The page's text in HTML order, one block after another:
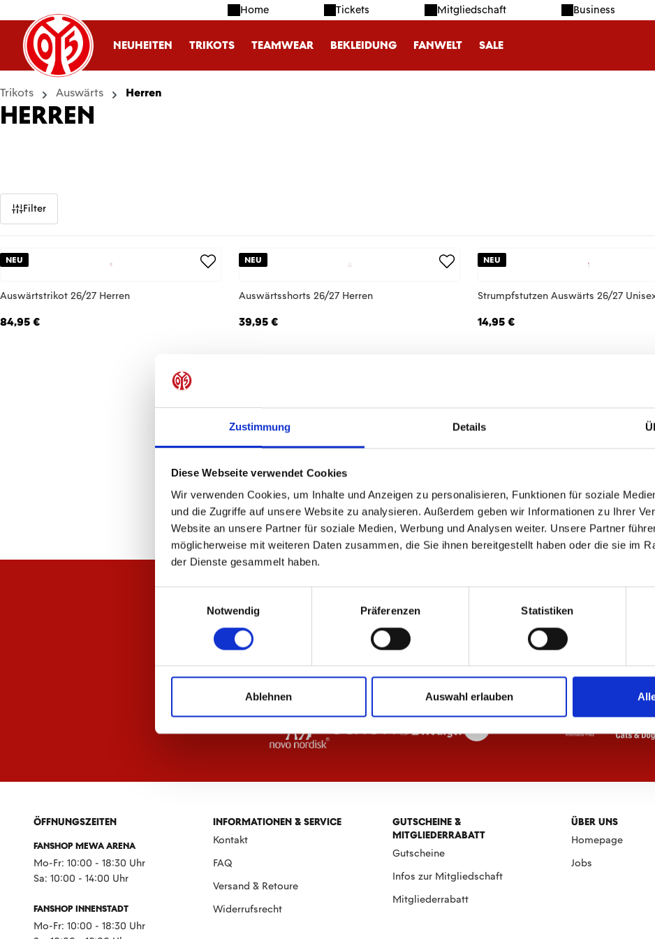
Zustimmung Details
Diese Webseite verwendet Cookies
Wir verwenden Cookies, um Inhalte und Anzeigen zu personalisieren, Funktionen für soziale
und die Zugriffe auf unsere Website zu analysieren. Außerdem geben wir Informationen zu Ihrer
Website an unsere Partner für soziale Medien, Werbung und Analysen weiter. Unsere Partner
möglicherweise mit weiteren Daten zusammen, die Sie ihnen bereitgestellt haben oder die sie im
der Dienste gesammelt haben.
Notwendig
Präferenzen Statistiken
Ablehnen Auswahl erlauben
Hauptinhalt springen
Zur Suche springen
Zur Hauptnavigation springen Home Tickets Mitgliedschaft Business
NEUHEITEN TRIKOTS TEAMWEAR BEKLEIDUNG FANWELT SALE
Trikots Auswärts Herren
HERREN
Filter
NEU
Auswärtstrikot 26/27 Herren
84,95 €
NEU
Auswärtsshorts 26/27 Herren
39,95 €
NEU
Strumpfstutzen Auswärts 26/27
14,95 €
ÖFFNUNGSZEITEN
FANSHOP MEWA ARENA
Mo-Fr: 10:00 - 18:30 Uhr
Sa: 10:00 - 14:00 Uhr
FANSHOP INNENSTADT
Mo-Fr: 10:00 - 18:30 Uhr
INFORMATIONEN & SERVICE
Kontakt
FAQ
Versand & Retoure
Widerrufsrecht
GUTSCHEINE &
MITGLIEDERRABATT
Gutscheine
Infos zur Mitgliedschaft
Mitgliederrabatt
ÜBER UNS
Homepage
Jobs